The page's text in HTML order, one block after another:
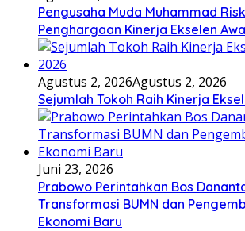
Pengusaha Muda Muhammad
Penghargaan Kinerja Ekselen
Agustus 2, 2026Agustus 2, 2026
Sejumlah Tokoh Raih Kinerja
Juni 23, 2026
Prabowo Perintahkan Bos
Transformasi BUMN dan
Ekonomi Baru